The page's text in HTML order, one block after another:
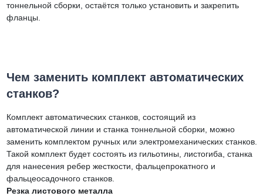
тоннельной сборки, остаётся только установить и закрепить
фланцы.
Чем заменить комплект автоматических
станков?
Комплект автоматических станков, состоящий из
автоматической линии и станка тоннельной сборки, можно
заменить комплектом ручных или электромеханических станков.
Такой комплект будет состоять из гильотины, листогиба, станка
для нанесения ребер жесткости, фальцепрокатного и
фальцеосадочного станков.
Резка листового металла